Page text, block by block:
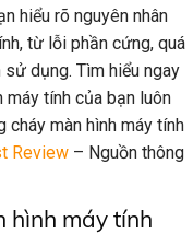
hiểu rõ nguyên nhân
từ lỗi phần cứng, quá
dụng. Tìm hiểu ngay
máy tính của bạn luôn
màn hình máy tính
Review – Nguồn thông
hình máy tính